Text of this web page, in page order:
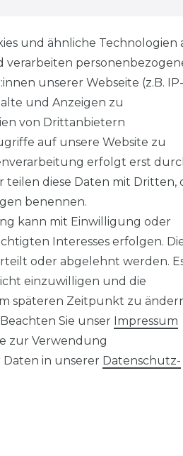
und ähnliche Technologien
verarbeiten
unserer Webseite (z.B. IP-
und Anzeigen zu
von Drittanbietern
auf unsere Website zu
erfolgt erst
teilen diese Daten mit Dritten,
benennen.
kann mit Einwilligung oder
Interesses erfolgen.
oder abgelehnt werden.
einzuwilligen und die
späteren Zeitpunkt zu
Sie unser Impressum
zur Verwendung
in unserer Daten­schutz­